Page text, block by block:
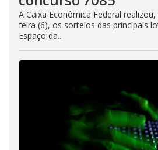
A Caixa Econômica Federal
feira (6), os sorteios das principais
Espaço da...